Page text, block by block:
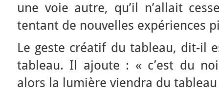
une voie autre, qu’il n’allait
tentant de nouvelles expériences
Le geste créatif du tableau, dit-il
tableau. Il ajoute : « c’est du
alors la lumière viendra du tableau